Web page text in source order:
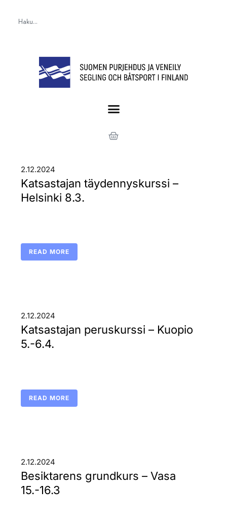
2.12.2024
Katsastajan täydennyskurssi –
Helsinki 8.3.
READ MORE
2.12.2024
Katsastajan peruskurssi – Kuopio
5.-6.4.
READ MORE
2.12.2024
Besiktarens grundkurs – Vasa
15.-16.3